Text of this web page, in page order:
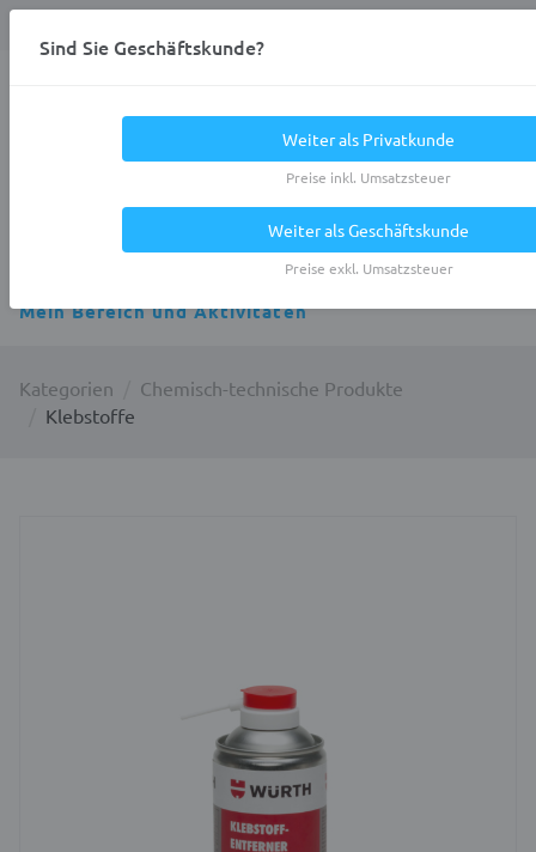
Mein Bereich und Aktivitäten
Kategorien
Chemisch-technische Produkte
Klebstoffe
Sind Sie Geschäftskunde?
Weiter als Privatkunde
Preise inkl. Umsatzsteuer
Weiter als Geschäftskunde
Preise exkl. Umsatzsteuer